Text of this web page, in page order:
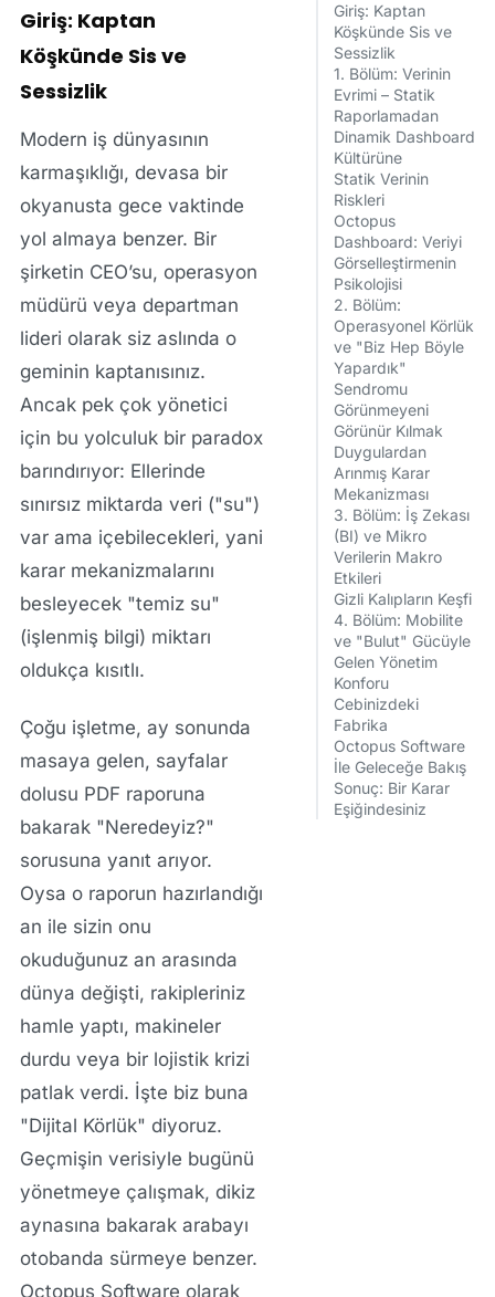
Giriş: Kaptan
Köşkünde Sis ve
Sessizlik
1. Bölüm: Verinin
Evrimi – Statik
Raporlamadan
Dinamik Dashboard
Kültürüne
Statik Verinin
Riskleri
Octopus
Dashboard: Veriyi
Görselleştirmenin
Psikolojisi
2. Bölüm:
Operasyonel Körlük
ve "Biz Hep Böyle
Yapardık"
Sendromu
Görünmeyeni
Görünür Kılmak
Duygulardan
Arınmış Karar
Mekanizması
3. Bölüm: İş Zekası
(BI) ve Mikro
Verilerin Makro
Etkileri
Gizli Kalıpların Keşfi
4. Bölüm: Mobilite
ve "Bulut" Gücüyle
Gelen Yönetim
Konforu
Cebinizdeki
Fabrika
Octopus Software
İle Geleceğe Bakış
Sonuç: Bir Karar
Eşiğindesiniz
Giriş: Kaptan
Köşkünde Sis ve
Sessizlik
Modern iş dünyasının
karmaşıklığı, devasa bir
okyanusta gece vaktinde
yol almaya benzer. Bir
şirketin CEO’su, operasyon
müdürü veya departman
lideri olarak siz aslında o
geminin kaptanısınız.
Ancak pek çok yönetici
için bu yolculuk bir paradox
barındırıyor: Ellerinde
sınırsız miktarda veri ("su")
var ama içebilecekleri, yani
karar mekanizmalarını
besleyecek "temiz su"
(işlenmiş bilgi) miktarı
oldukça kısıtlı.
Çoğu işletme, ay sonunda
masaya gelen, sayfalar
dolusu PDF raporuna
bakarak "Neredeyiz?"
sorusuna yanıt arıyor.
Oysa o raporun hazırlandığı
an ile sizin onu
okuduğunuz an arasında
dünya değişti, rakipleriniz
hamle yaptı, makineler
durdu veya bir lojistik krizi
patlak verdi. İşte biz buna
"Dijital Körlük" diyoruz.
Geçmişin verisiyle bugünü
yönetmeye çalışmak, dikiz
aynasına bakarak arabayı
otobanda sürmeye benzer.
Octopus Software olarak